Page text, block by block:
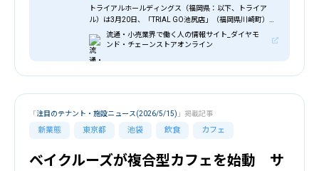
トライアルホールディングス（福岡県：以下、トライア
ル）は3月20日、「TRIAL GO池尻店」（福岡県川崎町）を
改装し「TRIAL GO & _ トライアル・スギ薬局の協業本格
化 「TRIAL GO」にスギの棚割りを初導入 _ 流通・小
売業界で働く人の情報サイト_ダイヤモンド・チェーンスト
流通・小売業界で働く人の情報サイト_ダイヤモ
ンド・チェーンストアオンライン
新業態 東京都 池袋 飲食 カフェ
「注目のテナント・施設ニュース(2026/5/15) 」掲載記事
ベイクルーズが複合型カフェを始動 サ